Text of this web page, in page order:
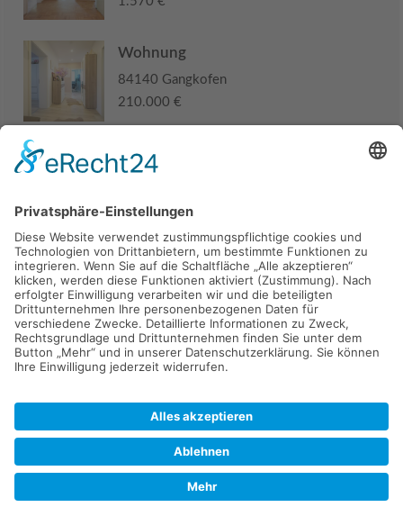
Wohnung
84140 Gangkofen
210.000 €
Haus
285.000 €
Kaufen Verkaufen Mieten Vermieten
Kontakt Impressum